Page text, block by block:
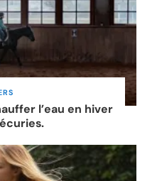
l’eau en hiver